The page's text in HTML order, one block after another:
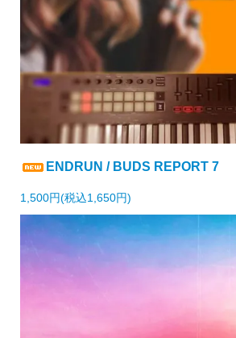
ENDRUN / BUDS REPORT 7
1,500円(税込1,650円)